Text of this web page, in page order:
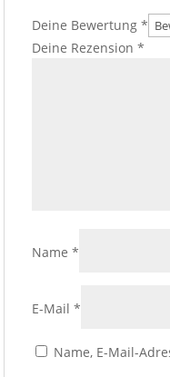
Deine Bewertung *
Deine Rezension *
Name *
E-Mail *
Name, E-Mail-